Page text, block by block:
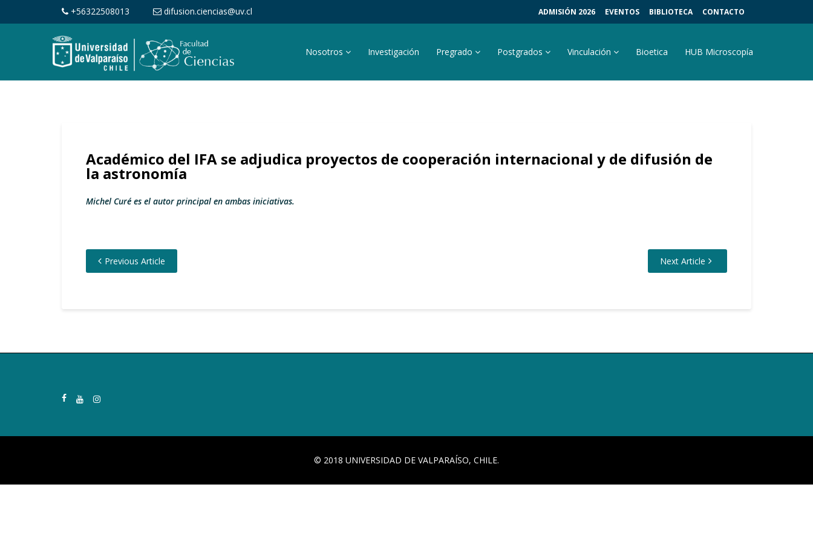
+56322508013 difusion.ciencias@uv.cl ADMISIÓN 2026 EVENTOS BIBLIOTECA CONTACTO
Nosotros Investigación Pregrado Postgrados Vinculación Bioetica HUB Microscopía
Académico del IFA se adjudica proyectos de cooperación internacional y de difusión de
la astronomía
Michel Curé es el autor principal en ambas iniciativas.
Previous Article Next Article
© 2018 UNIVERSIDAD DE VALPARAÍSO, CHILE.